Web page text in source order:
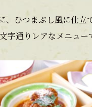
、ひつまぶし風に仕
字通りレアなメニュ